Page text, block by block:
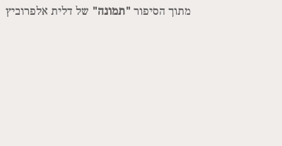
מתוך הסיפור "תמונה" של דלית אלפרוביץ